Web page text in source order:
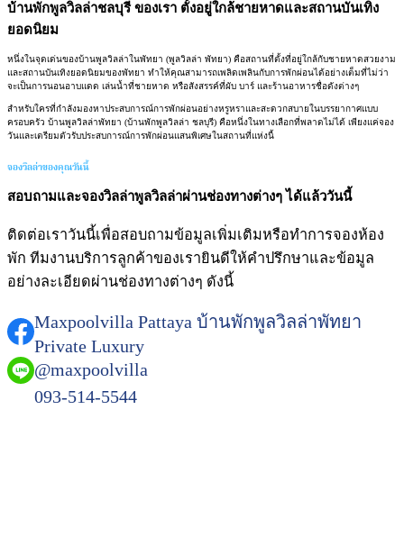
บ้านพักพูลวิลล่าชลบุรี ของเรา ตั้งอยู่ใกล้ชายหาดและสถานบันเทิง
ยอดนิยม
หนึ่งในจุดเด่นของบ้านพูลวิลล่าในพัทยา (พูลวิลล่า พัทยา) คือสถานที่ตั้งที่อยู่ใกล้กับชายหาดสวยงาม
และสถานบันเทิงยอดนิยมของพัทยา ทำให้คุณสามารถเพลิดเพลินกับการพักผ่อนได้อย่างเต็มที่ไม่ว่า
จะเป็นการนอนอาบแดด เล่นน้ำที่ชายหาด หรือสังสรรค์ที่ผับ บาร์ และร้านอาหารชื่อดังต่างๆ
สำหรับใครที่กำลังมองหาประสบการณ์การพักผ่อนอย่างหรูหราและสะดวกสบายในบรรยากาศแบบ
ครอบครัว บ้านพูลวิลล่าพัทยา (บ้านพักพูลวิลล่า ชลบุรี) คือหนึ่งในทางเลือกที่พลาดไม่ได้ เพียงแค่จอง
วันและเตรียมตัวรับประสบการณ์การพักผ่อนแสนพิเศษในสถานที่แห่งนี้
จองวิลล่าของคุณวันนี้
สอบถามและจองวิลล่าพูลวิลล่าผ่านช่องทางต่างๆ ได้แล้ววันนี้
ติดต่อเราวันนี้เพื่อสอบถามข้อมูลเพิ่มเติมหรือทำการจองห้อง
พัก ทีมงานบริการลูกค้าของเรายินดีให้คำปรึกษาและข้อมูล
อย่างละเอียดผ่านช่องทางต่างๆ ดังนี้
Maxpoolvilla Pattaya บ้านพักพูลวิลล่าพัทยา
Private Luxury
@maxpoolvilla
093-514-5544